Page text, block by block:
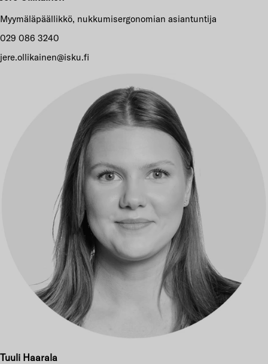
Myymäläpäällikkö, nukkumisergonomian asiantuntija
029 086 3240
jere.ollikainen@isku.fi
Tuuli Haarala